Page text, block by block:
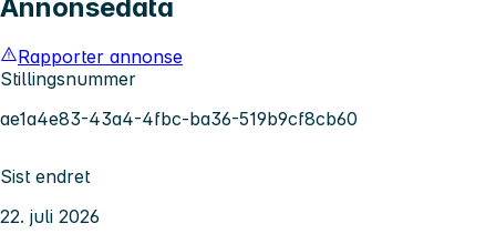
Annonsedata
Rapporter annonse
Stillingsnummer
ae1a4e83-43a4-4fbc-ba36-519b9cf8cb60
Sist endret
22. juli 2026